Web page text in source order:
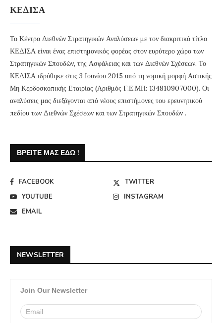
ΚΕΔΙΣΑ
Το Κέντρο Διεθνών Στρατηγικών Αναλύσεων με τον διακριτικό τίτλο
ΚΕΔΙΣΑ είναι ένας επιστημονικός φορέας στον ευρύτερο χώρο των
Στρατηγικών Σπουδών, της Ασφάλειας και των Διεθνών Σχέσεων. Το
ΚΕΔΙΣΑ ιδρύθηκε στις 3 Ιουνίου 2015 υπό τη νομική μορφή Αστικής
Μη Κερδοσκοπικής Εταιρίας (Αριθμός Γ.Ε.ΜΗ: 134810907000). Οι
αναλύσεις μας διεξάγονται από νέους επιστήμονες του ερευνητικού
πεδίου των Διεθνών Σχέσεων και των Στρατηγικών Σπουδών .
ΒΡΕΊΤΕ ΜΑΣ ΕΔΏ !
FACEBOOK
TWITTER
YOUTUBE
INSTAGRAM
EMAIL
NEWSLETTER
Join Our Newsletter